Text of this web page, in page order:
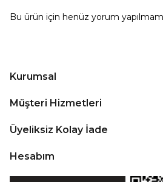
Bu ürün için henüz yorum
Kurumsal
Müşteri Hizmetleri
Üyeliksiz Kolay İade
Hesabım